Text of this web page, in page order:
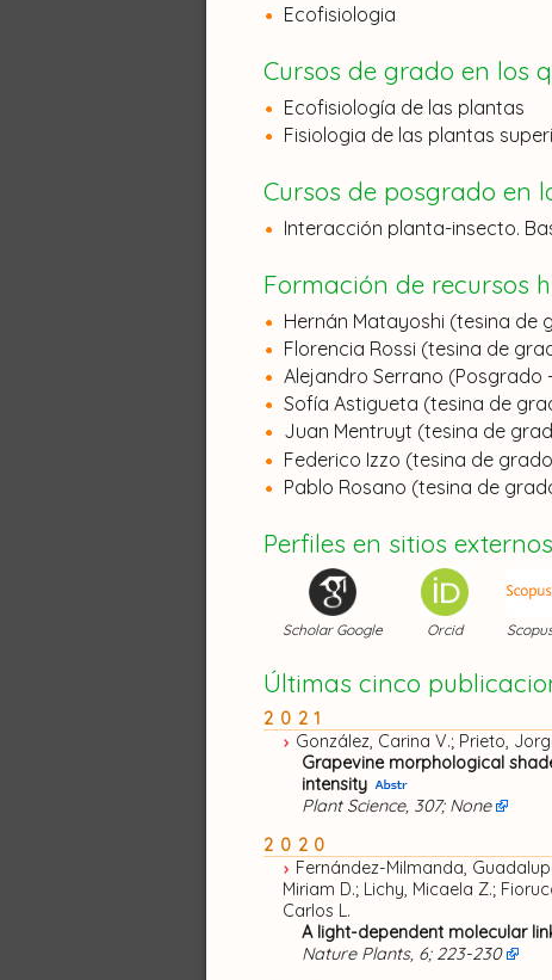
Aguiar, Martín
Aguiar, Sebastián (Ayudante de
Andrade, José Francisco (Jefe de
Baldassini, Pablo (Jefe de
Ballaré, Carlos
Batista, William(Profesor Titular )
Batlla, Diego Profesor Asociado
Benech-Arnold, Roberto (
Bertero, Daniel (Profesor
Botto, Javier(Profesor Asociado,
Casal, Jorge José Profesor Titular
Casas, Cecilia Profesor Adjunto
Cordon, Gabriela Investigador
Crocco, Carlos(Profesor Adjunto,
De Paepe, Josefina Luisa
Di Bella, Carla Estefanía
Di Bella, Carlos Marcelo (
Druille, Magdalena(Profesor
Ecofisiologia
Cursos de grado en los
Ecofisiología de las plantas
Fisiologia de las plantas
Cursos de posgrado en
Interacción planta-insecto.
Formación de recursos
Hernán Matayoshi (tesina de
Florencia Rossi (tesina de
Alejandro Serrano (Posgrado
Sofía Astigueta (tesina de
Juan Mentruyt (tesina de
Federico Izzo (tesina de
Pablo Rosano (tesina de
Perfiles en sitios externos
Scholar Google Orcid
Últimas cinco
2021
González, Carina V.; Prieto,
Grapevine morphological
intensity
Plant Science, 307; None
2020
Fernández-Milmanda,
Miriam D.; Lichy, Micaela Z.;
Carlos L.
A light-dependent molecular
Nature Plants, 6; 223-230